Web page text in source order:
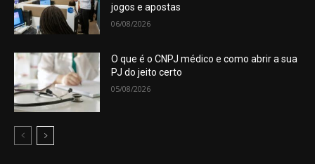
jogos e apostas
06/08/2026
O que é o CNPJ médico e como abrir a sua
PJ do jeito certo
05/08/2026